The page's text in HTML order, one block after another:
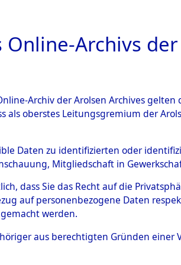
ARCHIVALE
dem Transport
anderen
→0002
Archivs
Archiv der Arolsen Archives
als oberstes Leitungsgremium der
Daten zu identifizierten oder
Mitgliedschaft in
dass Sie das Recht auf die
auf personenbezogene Daten
werden.
aus berechtigten Gründen